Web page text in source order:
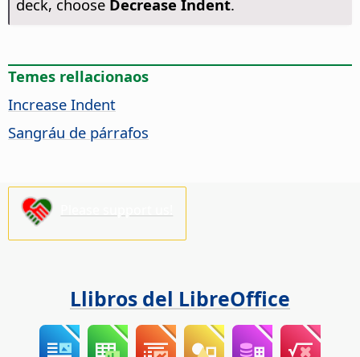
deck, choose Decrease Indent.
Temes rellacionaos
Increase Indent
Sangráu de párrafos
Llibros del LibreOffice